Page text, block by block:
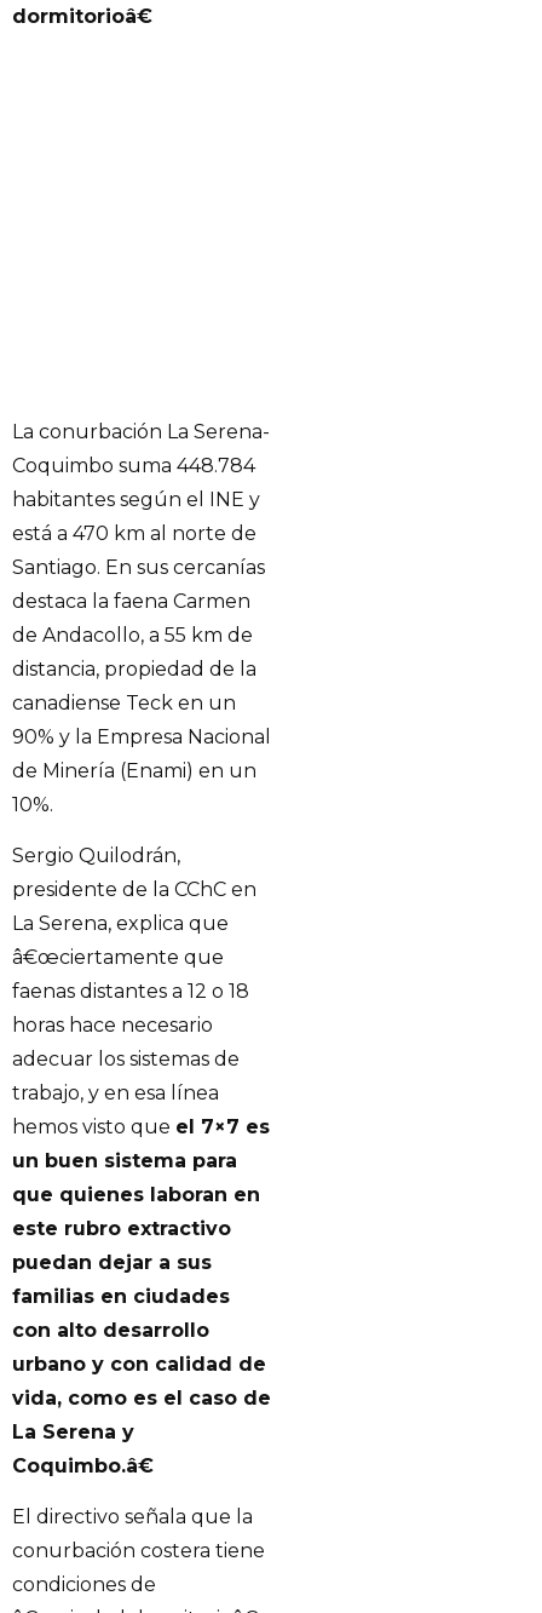
dormitorioâ€
La conurbación La Serena-
Coquimbo suma 448.784
habitantes según el INE y
está a 470 km al norte de
Santiago. En sus cercanías
destaca la faena Carmen
de Andacollo, a 55 km de
distancia, propiedad de la
canadiense Teck en un
90% y la Empresa Nacional
de Minería (Enami) en un
10%.
Sergio Quilodrán,
presidente de la CChC en
La Serena, explica que
â€œciertamente que
faenas distantes a 12 o 18
horas hace necesario
adecuar los sistemas de
trabajo, y en esa línea
hemos visto que el 7×7 es
un buen sistema para
que quienes laboran en
este rubro extractivo
puedan dejar a sus
familias en ciudades
con alto desarrollo
urbano y con calidad de
vida, como es el caso de
La Serena y
Coquimbo.â€
El directivo señala que la
conurbación costera tiene
condiciones de